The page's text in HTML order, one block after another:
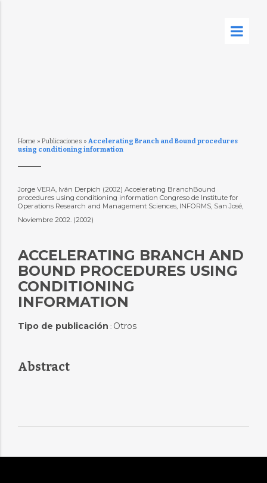
Home » Publicaciones » Accelerating Branch and Bound procedures
using conditioning information
Jorge VERA, Iván Derpich (2002) Accelerating BranchBound
procedures using conditioning information Congreso de Institute for
Operations Research and Management Sciences, INFORMS, San José,
Noviembre 2002. (2002)
ACCELERATING BRANCH AND
BOUND PROCEDURES USING
CONDITIONING
INFORMATION
Tipo de publicación : Otros
Abstract